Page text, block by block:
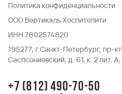
Политика конфиденциальности
ООО Вертикаль Хоспителити
ИНН 7802574820
195277, г.Санкт-Петербург, пр-
Саспсониевский, д. 61, к. 2 лит.
+7 (812) 490-70-50